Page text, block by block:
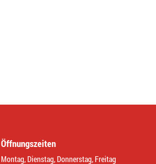
Öffnungszeiten
Montag, Dienstag, Donnerstag, Freitag